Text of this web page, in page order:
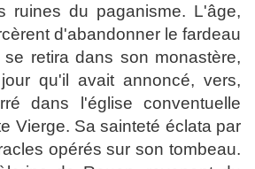
ruines du paganisme. L'âge,
d'abandonner le fardeau
retira dans son monastère,
qu'il avait annoncé, vers,
dans l'église conventuelle
Vierge. Sa sainteté éclata par
opérés sur son tombeau.